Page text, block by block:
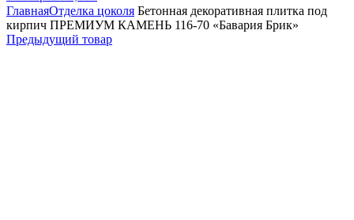
ГлавнаяОтделка цоколя Бетонная декоративная плитка под
кирпич ПРЕМИУМ КАМЕНЬ 116-70 «Бавария Брик»
Предыдущий товар